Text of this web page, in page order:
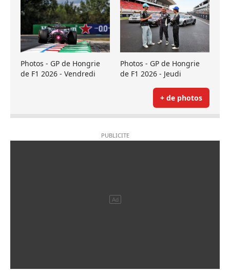
Photos - GP de Hongrie
de F1 2026 - Vendredi
Photos - GP de Hongrie
de F1 2026 - Jeudi
+ de photos